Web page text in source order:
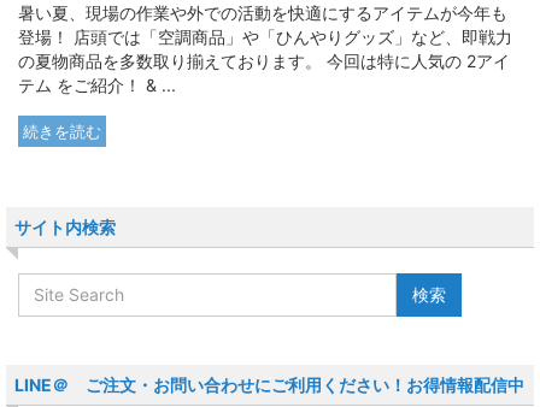
暑い夏、現場の作業や外での活動を快適にするアイテムが今年も
登場！ 店頭では「空調商品」や「ひんやりグッズ」など、即戦力
の夏物商品を多数取り揃えております。 今回は特に人気の 2アイ
テム をご紹介！ & ...
続きを読む
サイト内検索
LINE＠ ご注文・お問い合わせにご利用ください！お得情報配信中